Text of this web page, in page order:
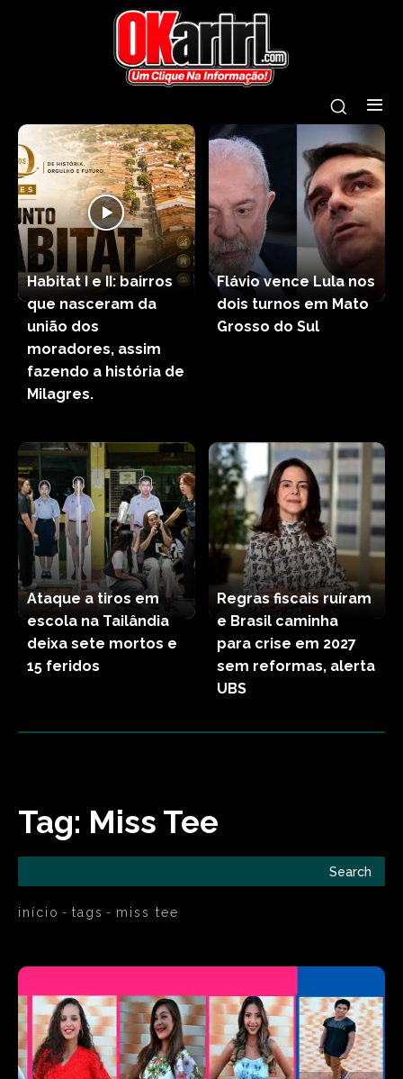
Habitat I e II: bairros
que nasceram da
união dos
moradores, assim
fazendo a história de
Milagres.
Flávio vence Lula nos
dois turnos em Mato
Grosso do Sul
Ataque a tiros em
escola na Tailândia
deixa sete mortos e
15 feridos
Regras fiscais ruíram
e Brasil caminha
para crise em 2027
sem reformas, alerta
UBS
Tag: Miss Tee
Search
início tags miss tee